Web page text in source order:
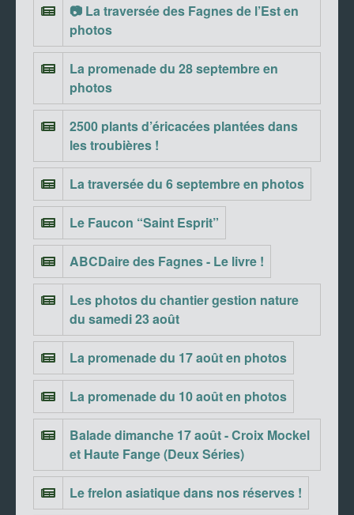
📷 La traversée des Fagnes de l’Est en
photos
La promenade du 28 septembre en
photos
2500 plants d’éricacées plantées dans
les troubières !
La traversée du 6 septembre en photos
Le Faucon “Saint Esprit”
ABCDaire des Fagnes - Le livre !
Les photos du chantier gestion nature
du samedi 23 août
La promenade du 17 août en photos
La promenade du 10 août en photos
Balade dimanche 17 août - Croix Mockel
et Haute Fange (Deux Séries)
Le frelon asiatique dans nos réserves !